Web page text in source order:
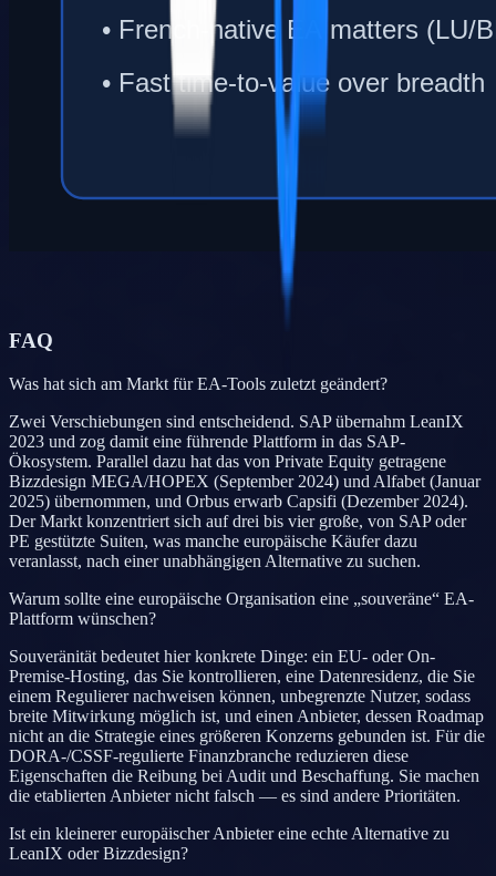
FAQ
Was hat sich am Markt für EA-Tools zuletzt geändert?
Zwei Verschiebungen sind entscheidend. SAP übernahm LeanIX
2023 und zog damit eine führende Plattform in das SAP-
Ökosystem. Parallel dazu hat das von Private Equity getragene
Bizzdesign MEGA/HOPEX (September 2024) und Alfabet (Januar
2025) übernommen, und Orbus erwarb Capsifi (Dezember 2024).
Der Markt konzentriert sich auf drei bis vier große, von SAP oder
PE gestützte Suiten, was manche europäische Käufer dazu
veranlasst, nach einer unabhängigen Alternative zu suchen.
Warum sollte eine europäische Organisation eine „souveräne“ EA-
Plattform wünschen?
Souveränität bedeutet hier konkrete Dinge: ein EU- oder On-
Premise-Hosting, das Sie kontrollieren, eine Datenresidenz, die Sie
einem Regulierer nachweisen können, unbegrenzte Nutzer, sodass
breite Mitwirkung möglich ist, und einen Anbieter, dessen Roadmap
nicht an die Strategie eines größeren Konzerns gebunden ist. Für die
DORA-/CSSF-regulierte Finanzbranche reduzieren diese
Eigenschaften die Reibung bei Audit und Beschaffung. Sie machen
die etablierten Anbieter nicht falsch — es sind andere Prioritäten.
Ist ein kleinerer europäischer Anbieter eine echte Alternative zu
LeanIX oder Bizzdesign?